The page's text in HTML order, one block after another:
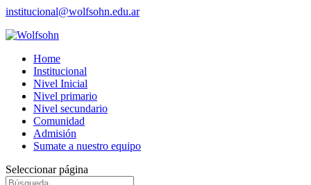
institucional@wolfsohn.edu.ar
Home
Institucional
Nivel Inicial
Nivel primario
Nivel secundario
Comunidad
Admisión
Sumate a nuestro equipo
Seleccionar página